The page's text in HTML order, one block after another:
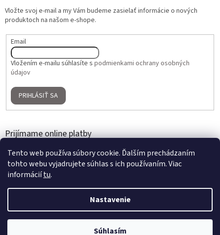
Tento web používa súbory cookie. Ďalším prechádzaním
tohto webu vyjadrujete súhlas s ich používaním. Viac
informáciítu.
Nastavenie
Súhlasím
2 + 1 ZADARMO na umelé kvety a aranžmány | Nakúpte 3 produkty,
Vložte svoj e-mail a my Vám budeme zasielať informácie o nových
produktoch na našom e-shope.
Email
Vložením e-mailu súhlasíte s podmienkami ochrany osobných
údajov
PRIHLÁSIŤ SA
Prijímame online platby
Vytvoril Shoptet
Home Gallery. Všetky práva vyhradené.